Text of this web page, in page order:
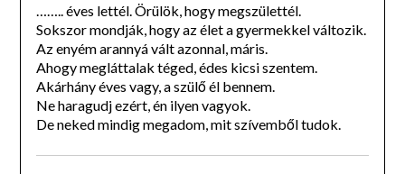
…….. éves lettél. Örülök, hogy megszülettél.
Sokszor mondják, hogy az élet a gyermekkel változik.
Az enyém arannyá vált azonnal, máris.
Ahogy megláttalak téged, édes kicsi szentem.
Akárhány éves vagy, a szülő él bennem.
Ne haragudj ezért, én ilyen vagyok.
De neked mindig megadom, mit szívemből tudok.